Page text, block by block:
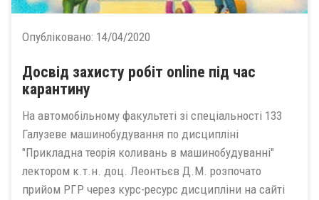
Опубліковано: 14/04/2020
Досвід захисту робіт online під час
карантину
На автомобільному факультеті зі спеціальності 133
Галузеве машинобудування по дисципліні
"Прикладна теорія коливань в машинобудуванні"
лектором к.т.н. доц. Леонтьєв Д.М. розпочато
прийом РГР через курс-ресурс дисципліни на сайті